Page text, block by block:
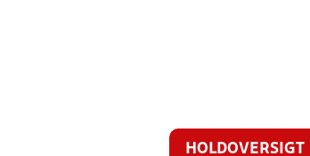
HOLDOVERSIGT